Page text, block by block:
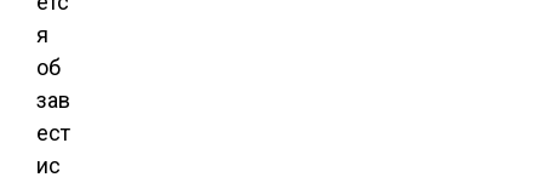
я
об
зав
ест
ис